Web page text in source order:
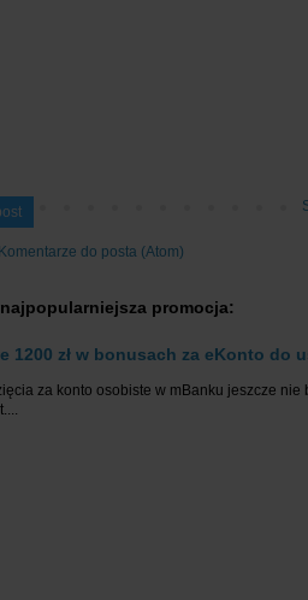
Komentarze do posta (Atom)
promocja:
1200 zł w bonusach za eKonto do
za konto osobiste w mBanku jeszcze nie